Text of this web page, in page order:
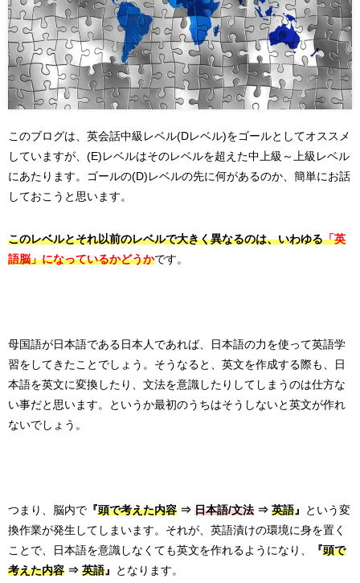
このブログは、英会話中級レベル(Dレベル)をゴールとしてオススメ
していますが、(E)レベルはそのレベルを超えた中上級～上級レベル
にあたります。ゴールの(D)レベルの先に何があるのか、簡単にお話
しておこうと思います。
このレベルとそれ以前のレベルで大きく異なるのは、いわゆる「英
語脳」になっているかどうかです。
母国語が日本語である日本人であれば、日本語の力を使って英語学
習をしてきたことでしょう。そうなると、英文を作成する際も、日
本語を英文に変換したり、文法を意識したりしてしまうのは仕方な
い事だと思います。というか最初のうちはそうしないと英文が作れ
ないでしょう。
つまり、脳内で 『頭で考えた内容 ⇒ 日本語/文法 ⇒ 英語 』
という変
換作業が発生してしまいます。それが、英語漬けの環境に身を置く
ことで、日本語を意識しなくても英文を作れるようになり、
『頭で
考えた内容 ⇒ 英語 』 となります。